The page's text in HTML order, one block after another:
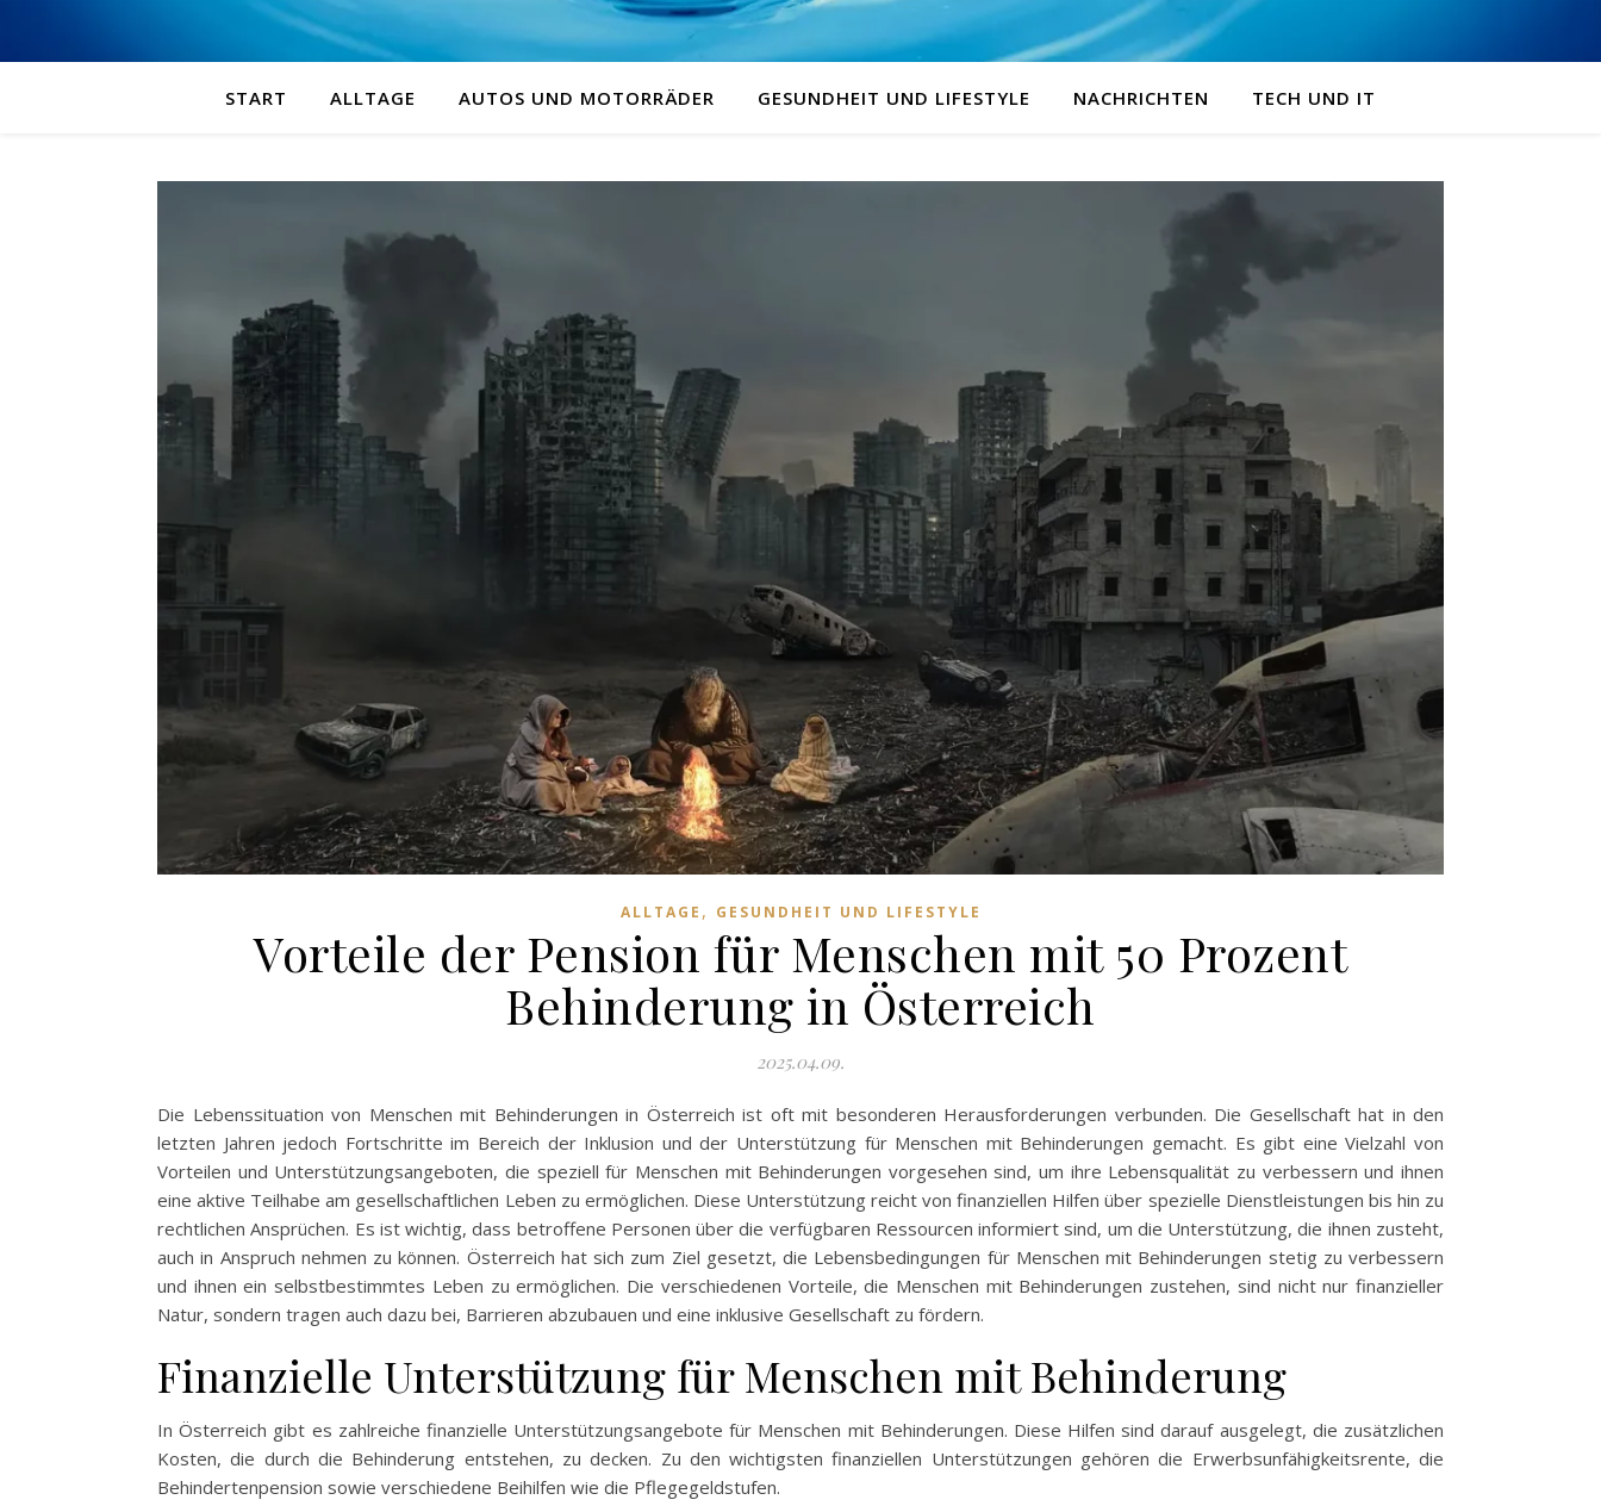
START ALLTAGE AUTOS UND MOTORRÄDER GESUNDHEIT UND LIFESTYLE NACHRICHTEN TECH UND IT
ALLTAGE , GESUNDHEIT UND LIFESTYLE
Vorteile der Pension für Menschen mit 50 Prozent
Behinderung in Österreich
2025.04.09.
Die Lebenssituation von Menschen mit Behinderungen in Österreich ist oft mit besonderen Herausforderungen verbunden. Die Gesellschaft hat in den
letzten Jahren jedoch Fortschritte im Bereich der Inklusion und der Unterstützung für Menschen mit Behinderungen gemacht. Es gibt eine Vielzahl von
Vorteilen und Unterstützungsangeboten, die speziell für Menschen mit Behinderungen vorgesehen sind, um ihre Lebensqualität zu verbessern und ihnen
eine aktive Teilhabe am gesellschaftlichen Leben zu ermöglichen. Diese Unterstützung reicht von finanziellen Hilfen über spezielle Dienstleistungen bis hin zu
rechtlichen Ansprüchen. Es ist wichtig, dass betroffene Personen über die verfügbaren Ressourcen informiert sind, um die Unterstützung, die ihnen zusteht,
auch in Anspruch nehmen zu können. Österreich hat sich zum Ziel gesetzt, die Lebensbedingungen für Menschen mit Behinderungen stetig zu verbessern
und ihnen ein selbstbestimmtes Leben zu ermöglichen. Die verschiedenen Vorteile, die Menschen mit Behinderungen zustehen, sind nicht nur finanzieller
Natur, sondern tragen auch dazu bei, Barrieren abzubauen und eine inklusive Gesellschaft zu fördern.
Finanzielle Unterstützung für Menschen mit Behinderung
In Österreich gibt es zahlreiche finanzielle Unterstützungsangebote für Menschen mit Behinderungen. Diese Hilfen sind darauf ausgelegt, die zusätzlichen
Kosten, die durch die Behinderung entstehen, zu decken. Zu den wichtigsten finanziellen Unterstützungen gehören die Erwerbsunfähigkeitsrente, die
Behindertenpension sowie verschiedene Beihilfen wie die Pflegegeldstufen.